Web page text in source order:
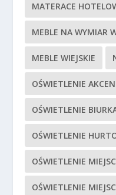
MATERACE
MEBLE NA WYMIAR
MEBLE WIEJSKIE
OŚWIETLENIE
OŚWIETLENIE
OŚWIETLENIE
OŚWIETLENIE
OŚWIETLENIE